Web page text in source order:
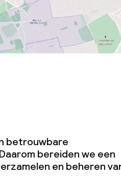
betrouwbare
bereiden we een
en beheren